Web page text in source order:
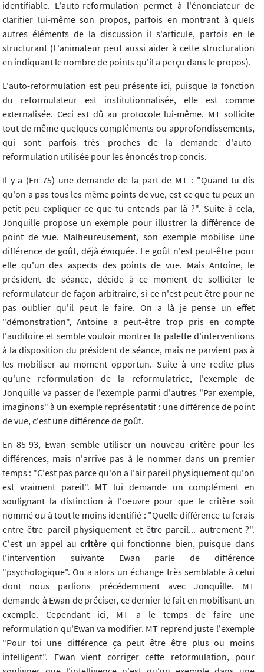
identifiable. L'auto-reformulation permet à l'énonciateur de
clarifier lui-même son propos, parfois en montrant à quels
autres éléments de la discussion il s'articule, parfois en le
structurant (L'animateur peut aussi aider à cette structuration
en indiquant le nombre de points qu'il a perçu dans le propos).
L'auto-reformulation est peu présente ici, puisque la fonction
du reformulateur est institutionnalisée, elle est comme
externalisée. Ceci est dû au protocole lui-même. MT sollicite
tout de même quelques compléments ou approfondissements,
qui sont parfois très proches de la demande d'auto-
reformulation utilisée pour les énoncés trop concis.
Il y a (En 75) une demande de la part de MT : "Quand tu dis
qu'on a pas tous les même points de vue, est-ce que tu peux un
petit peu expliquer ce que tu entends par là ?". Suite à cela,
Jonquille propose un exemple pour illustrer la différence de
point de vue. Malheureusement, son exemple mobilise une
différence de goût, déjà évoquée. Le goût n'est peut-être pour
elle qu'un des aspects des points de vue. Mais Antoine, le
président de séance, décide à ce moment de solliciter le
reformulateur de façon arbitraire, si ce n'est peut-être pour ne
pas oublier qu'il peut le faire. On a là je pense un effet
"démonstration", Antoine a peut-être trop pris en compte
l'auditoire et semble vouloir montrer la palette d'interventions
à la disposition du président de séance, mais ne parvient pas à
les mobiliser au moment opportun. Suite à une redite plus
qu'une reformulation de la reformulatrice, l'exemple de
Jonquille va passer de l'exemple parmi d'autres "Par exemple,
imaginons" à un exemple représentatif : une différence de point
de vue, c'est une différence de goût.
En 85-93, Ewan semble utiliser un nouveau critère pour les
différences, mais n'arrive pas à le nommer dans un premier
temps : "C'est pas parce qu'on a l'air pareil physiquement qu'on
est vraiment pareil". MT lui demande un complément en
soulignant la distinction à l'oeuvre pour que le critère soit
nommé ou à tout le moins identifié : "Quelle différence tu ferais
entre être pareil physiquement et être pareil... autrement ?".
C'est un appel au critère qui fonctionne bien, puisque dans
l'intervention suivante Ewan parle de différence
"psychologique". On a alors un échange très semblable à celui
dont nous parlions précédemment avec Jonquille. MT
demande à Ewan de préciser, ce dernier le fait en mobilisant un
exemple. Cependant ici, MT a le temps de faire une
reformulation qu'Ewan va modifier. MT reprend juste l'exemple
"Pour toi une différence ça peut être être plus ou moins
intelligent". Ewan vient corriger cette reformulation, pour